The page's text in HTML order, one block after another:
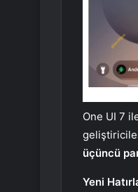
One UI 7
üçüncü
Yeni